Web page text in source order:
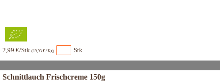
2,99 €/Stk (19,93 € / Kg) Stk
Schnittlauch Frischcreme 150g